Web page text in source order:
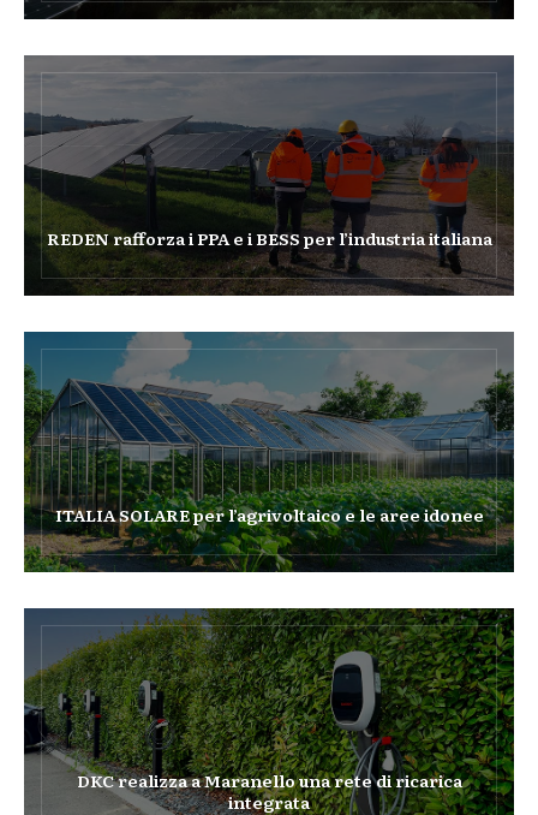
REDEN rafforza i PPA e i BESS per l’industria italiana
ITALIA SOLARE per l’agrivoltaico e le aree idonee
DKC realizza a Maranello una rete di ricarica
integrata